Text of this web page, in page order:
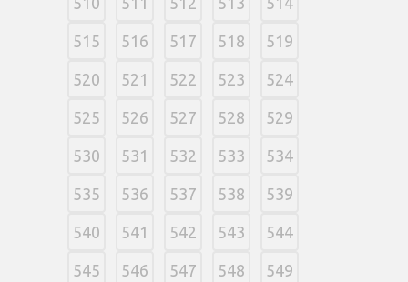
515 516 517 518 519
520 521 522 523 524
525 526 527 528 529
530 531 532 533 534
535 536 537 538 539
540 541 542 543 544
545 546 547 548 549